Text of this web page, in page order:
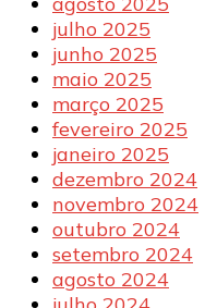
julho 2025
junho 2025
maio 2025
março 2025
fevereiro 2025
janeiro 2025
dezembro 2024
novembro 2024
outubro 2024
setembro 2024
agosto 2024